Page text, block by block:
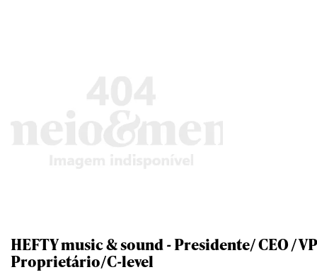
HEFTY music & sound - Presidente/ CEO /
Proprietário/C-level